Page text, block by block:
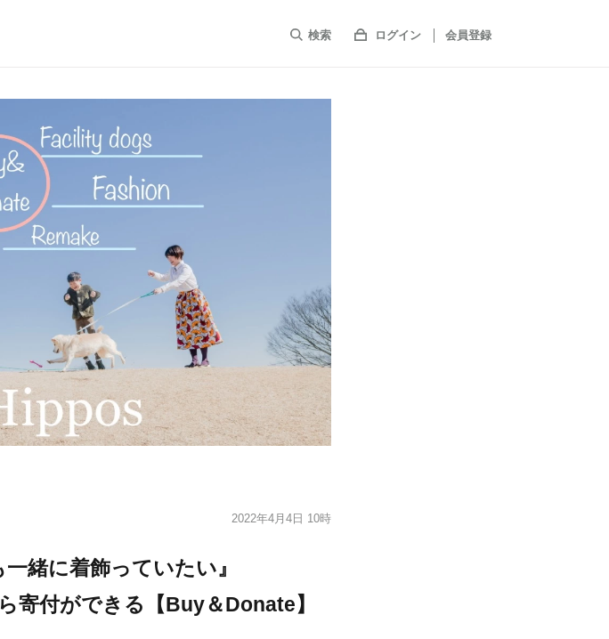
検索 ログイン 会員登録
2022年4月4日 10時
緒に着飾っていたい』
寄付ができる【Buy＆Donate】